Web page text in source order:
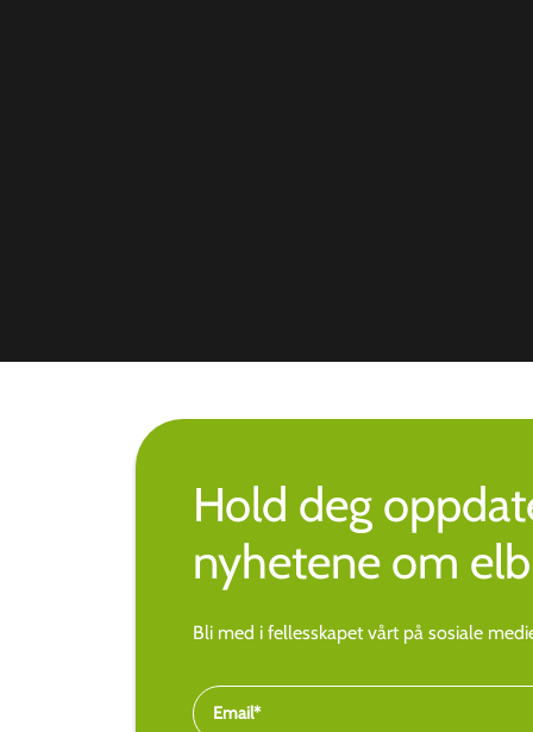
Hold deg
nyhetene om
Bli med i fellesskapet vårt på sosiale